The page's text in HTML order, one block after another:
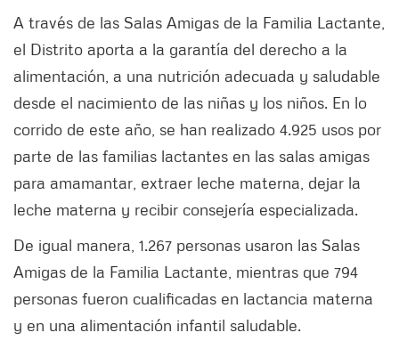
A través de las Salas Amigas de la Familia Lactante,
el Distrito aporta a la garantía del derecho a la
alimentación, a una nutrición adecuada y saludable
desde el nacimiento de las niñas y los niños. En lo
corrido de este año, se han realizado 4.925 usos por
parte de las familias lactantes en las salas amigas
para amamantar, extraer leche materna, dejar la
leche materna y recibir consejería especializada.
De igual manera, 1.267 personas usaron las Salas
Amigas de la Familia Lactante, mientras que 794
personas fueron cualificadas en lactancia materna
y en una alimentación infantil saludable.